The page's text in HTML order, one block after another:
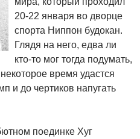
20-22 января во дворце
спорта Ниппон будокан.
Глядя на него, едва ли
кто-то мог тогда подумать,
время удастся
и до чертиков напугать
поединке Хуг